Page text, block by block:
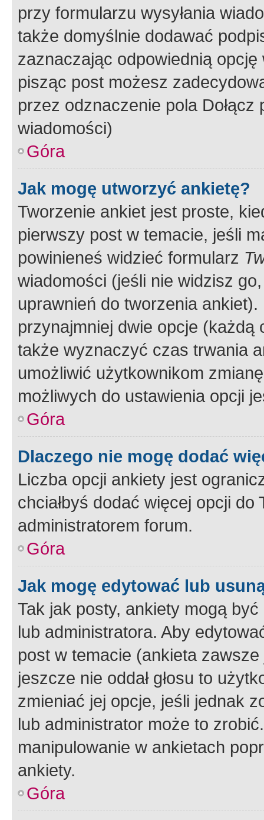
przy formularzu wysyłania
także domyślnie dodawać
zaznaczając odpowiednią
pisząc post możesz
przez odznaczenie pola
wiadomości)
Góra
Jak mogę utworzyć ankietę?
Tworzenie ankiet jest proste,
pierwszy post w temacie, jeśli
powinieneś widzieć formularz
wiadomości (jeśli nie widzisz
uprawnień do tworzenia
przynajmniej dwie opcje
także wyznaczyć czas trwania
umożliwić użytkownikom
możliwych do ustawienia opcji
Góra
Dlaczego nie mogę dodać
Liczba opcji ankiety jest
chciałbyś dodać więcej opcji
administratorem forum.
Góra
Jak mogę edytować lub
Tak jak posty, ankiety mogą
lub administratora. Aby
post w temacie (ankieta
jeszcze nie oddał głosu to
zmieniać jej opcje, jeśli jednak
lub administrator może to
manipulowanie w ankietach
ankiety.
Góra